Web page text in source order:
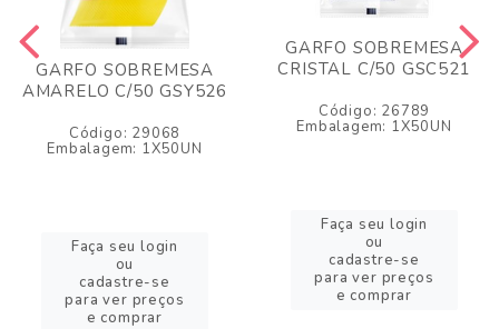
GARFO SOBREMESA
AMARELO C/50 GSY526
Código: 29068
Embalagem: 1X50UN
Faça seu login
ou
cadastre-se
para ver preços
e comprar
GARFO SOBREMESA
CRISTAL C/50 GSC521
Código: 26789
Embalagem: 1X50UN
Faça seu login
ou
cadastre-se
para ver preços
e comprar